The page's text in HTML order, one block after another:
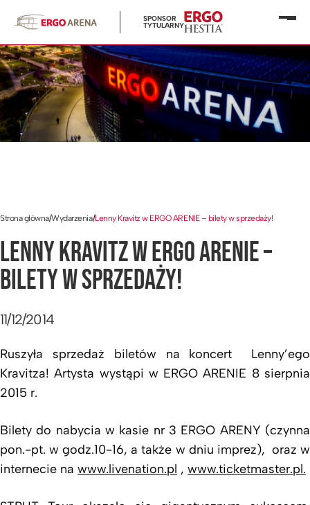
SPONSOR
TYTULARNY
Strona główna/Wydarzenia/Lenny Kravitz w ERGO ARENIE – bilety w sprzedaży!
LENNY KRAVITZ W ERGO ARENIE –
BILETY W SPRZEDAŻY!
11/12/2014
Ruszyła sprzedaż biletów na koncert Lenny’ego
Kravitza! Artysta wystąpi w ERGO ARENIE 8 sierpnia
2015 r.
Bilety do nabycia w kasie nr 3 ERGO ARENY (czynna
pon.-pt. w godz.10-16, a także w dniu imprez), oraz w
internecie na www.livenation.pl , www.ticketmaster.pl.